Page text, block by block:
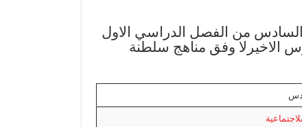
من الفصل الدراسي الاول
الاخيرلا وفق مناهج سلطنة